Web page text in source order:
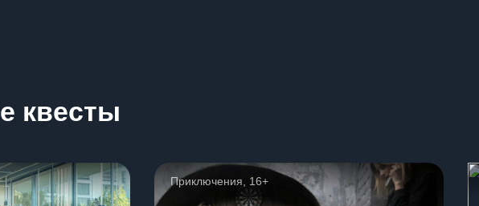
квесты
Приключения, 16+